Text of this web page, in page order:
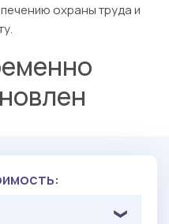
охраны труда и